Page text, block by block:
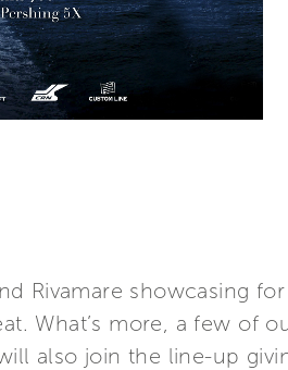
Rivamare showcasing
What’s more, a few of
also join the line-up